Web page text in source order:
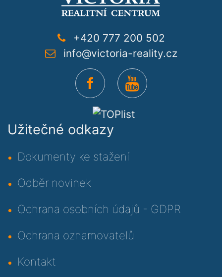
+420 777 200 502
info@victoria-reality.cz
Užitečné odkazy
Dokumenty ke stažení
Odběr novinek
Ochrana osobních údajů - GDPR
Ochrana oznamovatelů
Kontakt